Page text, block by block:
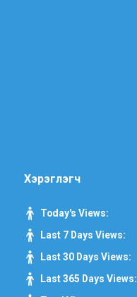
Хэрэглэгч
Today's Views:
Last 7 Days Views:
Last 30 Days Views:
Last 365 Days Views: